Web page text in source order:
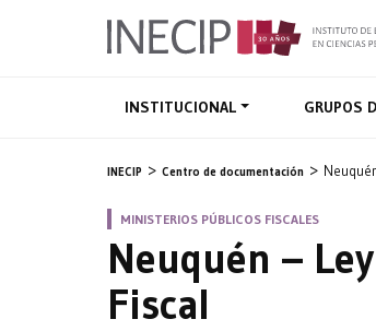
INSTITUCIONAL GRUPOS
INECIP Centro de documentación
MINISTERIOS PÚBLICOS FISCALES
Neuquén –
Fiscal